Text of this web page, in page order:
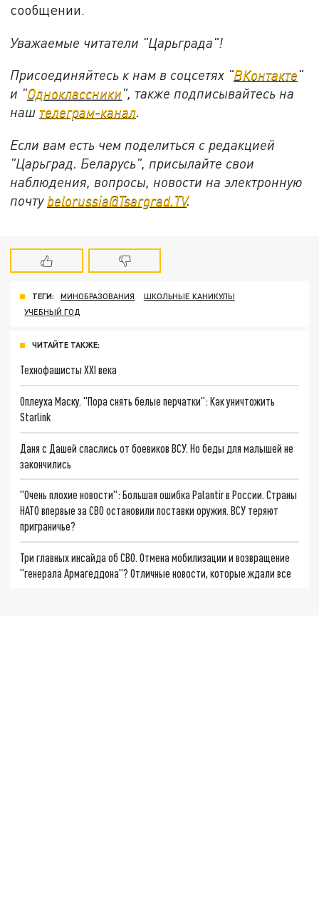
сообщении.
Уважаемые читатели "Царьграда"!
Присоединяйтесь к нам в соцсетях "ВКонтакте"
и "Одноклассники", также подписывайтесь на
наш телеграм-канал.
Если вам есть чем поделиться с редакцией
"Царьград. Беларусь", присылайте свои
наблюдения, вопросы, новости на электронную
почту belorussia@Tsargrad.TV.
ТЕГИ: МИНОБРАЗОВАНИЯ
ШКОЛЬНЫЕ КАНИКУЛЫ
УЧЕБНЫЙ ГОД
ЧИТАЙТЕ ТАКЖЕ:
Технофашисты XXI века
Оплеуха Маску. "Пора снять белые перчатки": Как уничтожить
Starlink
Даня с Дашей спаслись от боевиков ВСУ. Но беды для малышей не
закончились
"Очень плохие новости": Большая ошибка Palantir в России. Страны
НАТО впервые за СВО остановили поставки оружия. ВСУ теряют
приграничье?
Три главных инсайда об СВО. Отмена мобилизации и возвращение
"генерала Армагеддона"? Отличные новости, которые ждали все